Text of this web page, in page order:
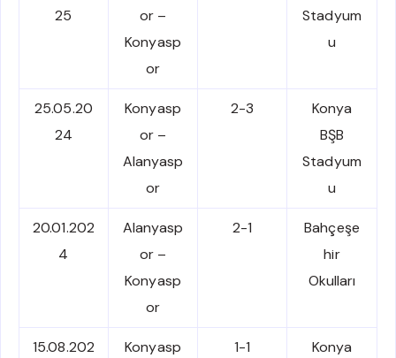
25
or –
Konyasp
or
Stadyum
u
25.05.20
24
Konyasp
or –
Alanyasp
or
2-3
Konya
BŞB
Stadyum
u
20.01.202
4
Alanyasp
or –
Konyasp
or
2-1
Bahçeşe
hir
Okulları
15.08.202
Konyasp
1-1
Konya